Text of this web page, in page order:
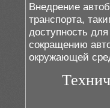
Внедрение
транспорта,
доступность
сокращению
окружающей